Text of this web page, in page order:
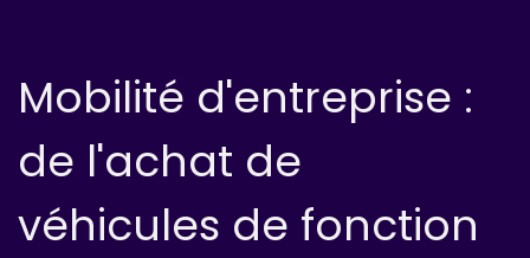
Mobilité d'entreprise :
de l'achat de
véhicules de fonction